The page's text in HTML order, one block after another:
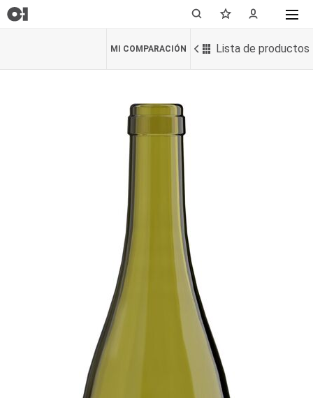
Lista de productos
MI COMPARACIÓN